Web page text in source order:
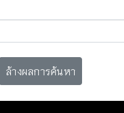
ล้างผลการค้นหา